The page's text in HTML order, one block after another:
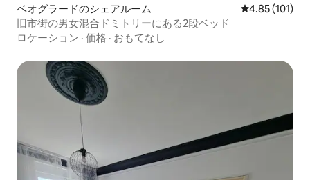
ベオグラードのシェアルーム レビュー101
4.85 (101)
旧市街の男女混合ドミトリーにある2段ベッド
ロケーション · 価格 · おもてなし